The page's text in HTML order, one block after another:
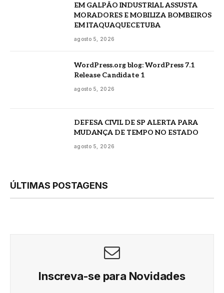
EM GALPÃO INDUSTRIAL ASSUSTA
MORADORES E MOBILIZA BOMBEIROS
EM ITAQUAQUECETUBA
agosto 5, 2026
WordPress.org blog: WordPress 7.1
Release Candidate 1
agosto 5, 2026
DEFESA CIVIL DE SP ALERTA PARA
MUDANÇA DE TEMPO NO ESTADO
agosto 5, 2026
ÚLTIMAS POSTAGENS
Inscreva-se para Novidades